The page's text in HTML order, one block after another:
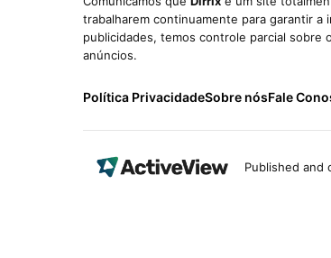
trabalharem continuamente para garantir
publicidades, temos controle parcial
anúncios.
Política PrivacidadeSobre nósFale
Published and